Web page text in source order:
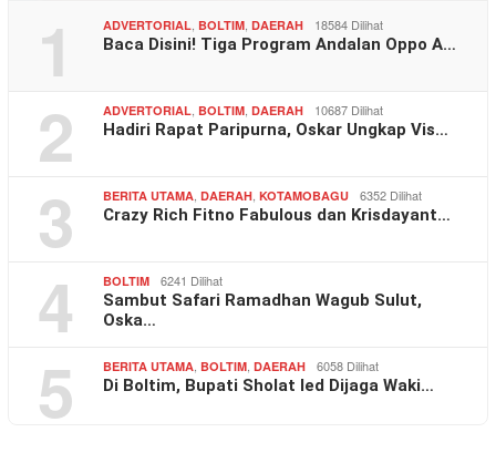
1 ADVERTORIAL BOLTIM DAERAH 18584 Dilihat
Baca Disini! Tiga Program Andalan Oppo A…
2 ADVERTORIAL BOLTIM DAERAH 10687 Dilihat
Hadiri Rapat Paripurna, Oskar Ungkap Vis…
3 BERITA UTAMA DAERAH KOTAMOBAGU 6352 Dilihat
Crazy Rich Fitno Fabulous dan Krisdayant…
4 BOLTIM 6241 Dilihat
Sambut Safari Ramadhan Wagub Sulut,
Oska…
5 BERITA UTAMA BOLTIM DAERAH 6058 Dilihat
Di Boltim, Bupati Sholat Ied Dijaga Waki…